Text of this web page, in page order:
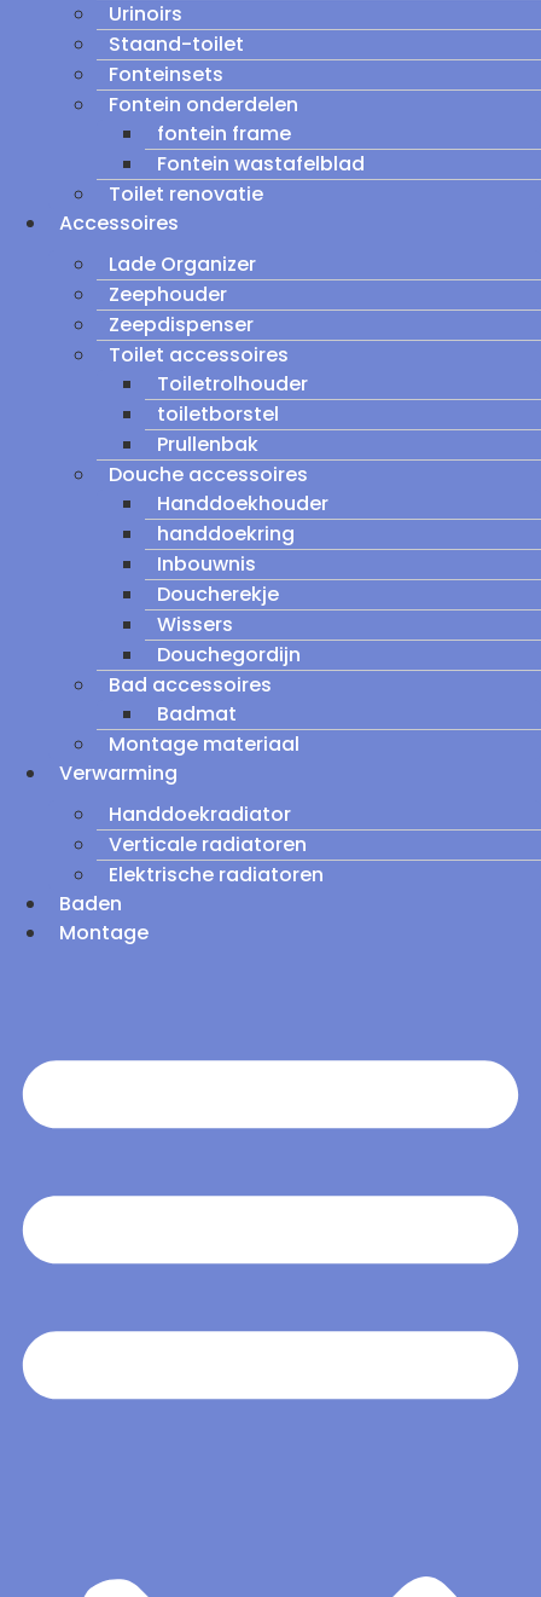
Urinoirs
Staand-toilet
Fonteinsets
Fontein onderdelen
fontein frame
Fontein wastafelblad
Toilet renovatie
Accessoires
Lade Organizer
Zeephouder
Zeepdispenser
Toilet accessoires
Toiletrolhouder
toiletborstel
Prullenbak
Douche accessoires
Handdoekhouder
handdoekring
Inbouwnis
Doucherekje
Wissers
Douchegordijn
Bad accessoires
Badmat
Montage materiaal
Verwarming
Handdoekradiator
Verticale radiatoren
Elektrische radiatoren
Baden
Montage